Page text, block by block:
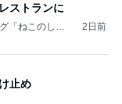
ストランに
「ねこのしっ
2日前
止め